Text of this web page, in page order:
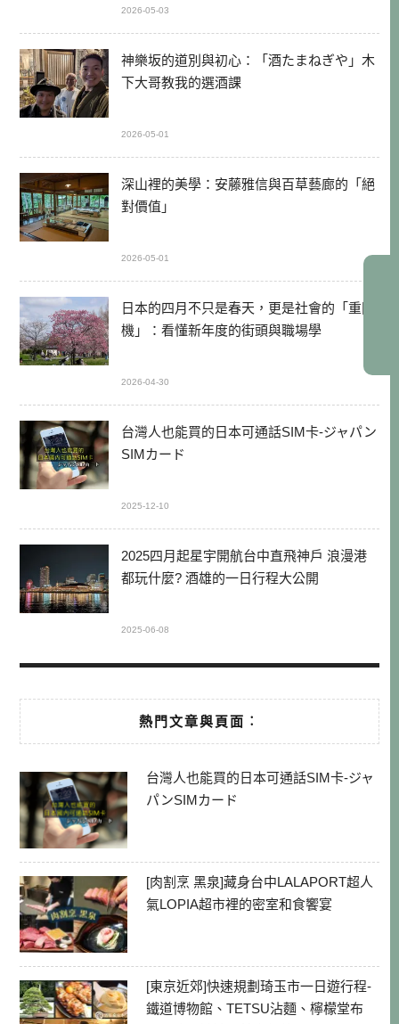
2026-05-03
神樂坂的道別與初心：「酒たまねぎや」木
下大哥教我的選酒課
2026-05-01
深山裡的美學：安藤雅信與百草藝廊的「絕
對價值」
2026-05-01
日本的四月不只是春天，更是社會的「重開
機」：看懂新年度的街頭與職場學
2026-04-30
台灣人也能買的日本可通話SIM卡-ジャパン
SIMカード
2025-12-10
2025四月起星宇開航台中直飛神戶 浪漫港
都玩什麼? 酒雄的一日行程大公開
2025-06-08
熱門文章與頁面︰
台灣人也能買的日本可通話SIM卡-ジャ
パンSIMカード
[肉割烹 黑泉]藏身台中LALAPORT超人
氣LOPIA超市裡的密室和食饗宴
[東京近郊]快速規劃琦玉市一日遊行程-
鐵道博物館、TETSU沾麵、檸檬堂布